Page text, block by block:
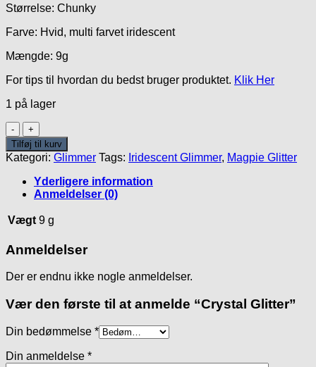
Størrelse: Chunky
Farve: Hvid, multi farvet iridescent
Mængde: 9g
For tips til hvordan du bedst bruger produktet. Klik Her
1 på lager
Crystal
Glitter
antal
Tilføj til kurv
Kategori: Glimmer Tags: Iridescent Glimmer, Magpie Glitter
Yderligere information
Anmeldelser (0)
Vægt 9 g
Anmeldelser
Der er endnu ikke nogle anmeldelser.
Vær den første til at anmelde “Crystal Glitter”
Din bedømmelse *
Din anmeldelse *